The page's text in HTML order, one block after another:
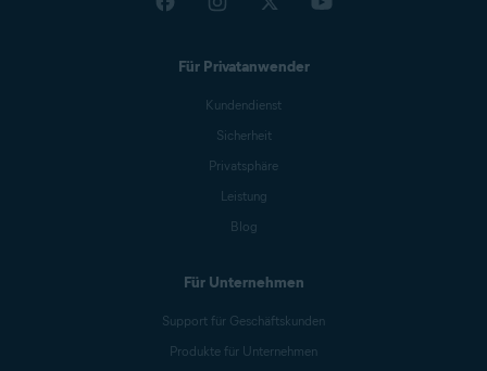
Für Privatanwender
Kundendienst
Sicherheit
Privatsphäre
Leistung
Blog
Für Unternehmen
Support für Geschäftskunden
Produkte für Unternehmen